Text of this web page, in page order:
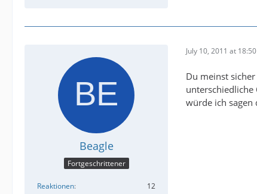
Beagle
Fortgeschrittener
Reaktionen
12
July 10, 2011 at 18:50
Du meinst
unterschiedliche
würde ich sagen